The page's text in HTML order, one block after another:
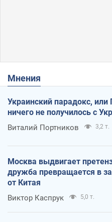
Мнения
Украинский парадокс, или
ничего не получилось с
Виталий Портников 3,2 т.
Москва выдвигает
дружба превращается в
от Китая
Виктор Каспрук 5,0 т.